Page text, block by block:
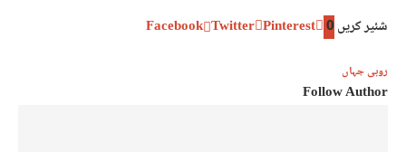
شئیر کریں0
Facebook Twitter Pinterest
روبی جہاں
Follow Author